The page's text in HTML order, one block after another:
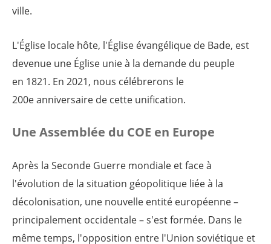
ville.
L'Église locale hôte, l'Église évangélique de Bade, est
devenue une Église unie à la demande du peuple
en 1821. En 2021, nous célébrerons le
200e anniversaire de cette unification.
Une Assemblée du COE en Europe
Après la Seconde Guerre mondiale et face à
l'évolution de la situation géopolitique liée à la
décolonisation, une nouvelle entité européenne –
principalement occidentale – s'est formée. Dans le
même temps, l'opposition entre l'Union soviétique et